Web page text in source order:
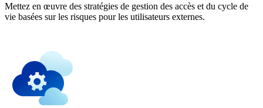
Mettez en œuvre des stratégies de gestion des accès et du cycle de
vie basées sur les risques pour les utilisateurs externes.